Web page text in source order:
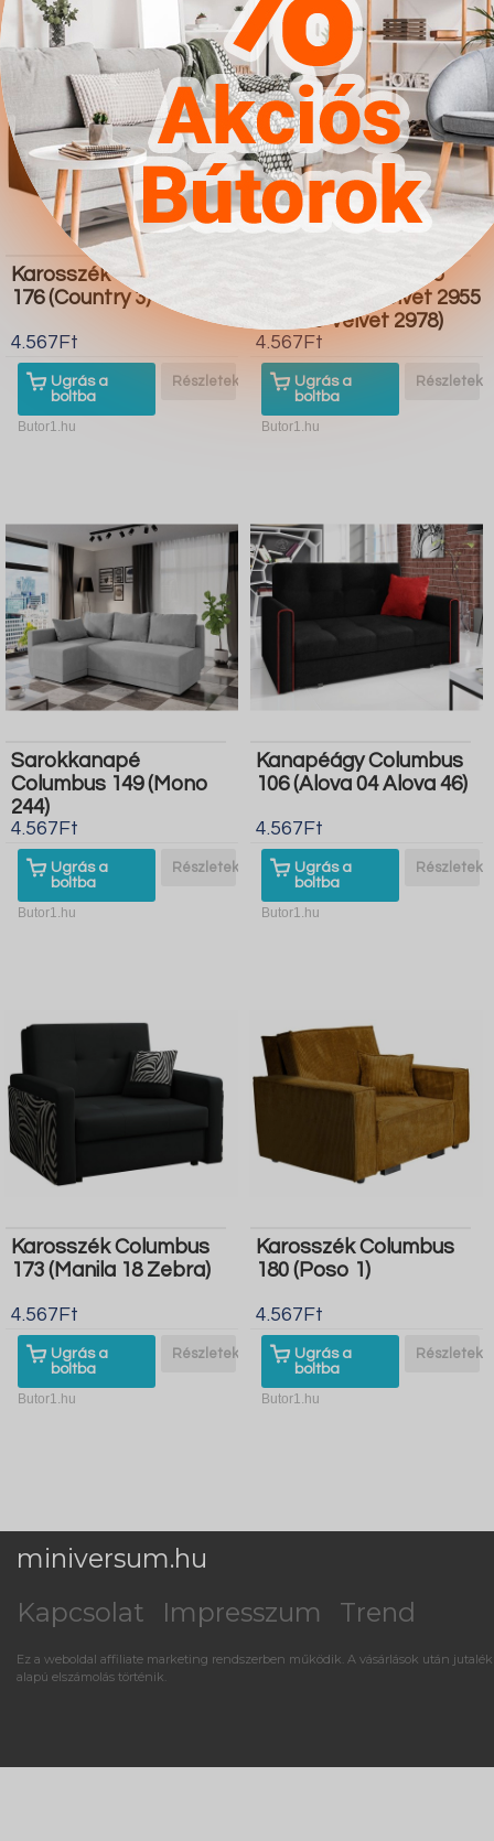
Karosszék Columbus
176 (Country 3)
4.567Ft
Ugrás a
boltba
Részletek
Butor1.hu
Kanapéágy Comfivo
110 (Uttario Velvet 2955
Uttario Velvet 2978)
4.567Ft
Ugrás a
boltba
Részletek
Butor1.hu
Sarokkanapé
Columbus 149 (Mono
244)
4.567Ft
Ugrás a
boltba
Részletek
Butor1.hu
Kanapéágy Columbus
106 (Alova 04 Alova 46)
4.567Ft
Ugrás a
boltba
Részletek
Butor1.hu
Karosszék Columbus
173 (Manila 18 Zebra)
4.567Ft
Ugrás a
boltba
Részletek
Butor1.hu
Karosszék Columbus
180 (Poso 1)
4.567Ft
Ugrás a
boltba
Részletek
Butor1.hu
miniversum.hu
Kapcsolat
Impresszum Trend
Ez a weboldal affiliate marketing rendszerben működik. A vásárlások után jutalék
alapú elszámolás történik.